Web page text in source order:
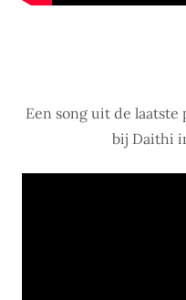
Een song uit de laatste
bij Daithi